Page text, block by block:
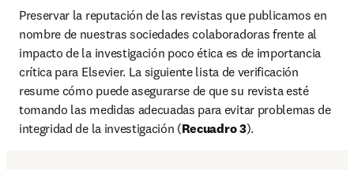
Preservar la reputación de las revistas que publicamos en
nombre de nuestras sociedades colaboradoras frente al
impacto de la investigación poco ética es de importancia
crítica para Elsevier. La siguiente lista de verificación
resume cómo puede asegurarse de que su revista esté
tomando las medidas adecuadas para evitar problemas de
integridad de la investigación (Recuadro 3).